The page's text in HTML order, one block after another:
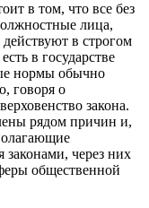
в том, что все без
лица,
в строгом
в государстве
нормы обычно
говоря о
закона.
рядом причин и,
через них
общественной